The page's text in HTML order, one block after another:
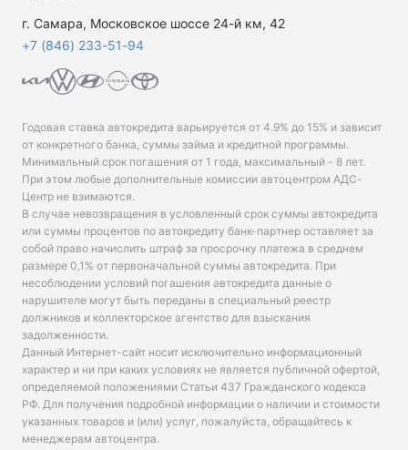
г. Самара, Московское шоссе 24-й км, 42
+7 (846) 233-51-94
Годовая ставка автокредита варьируется от 4.9% до 15% и зависит
от конкретного банка, суммы займа и кредитной программы.
Минимальный срок погашения от 1 года, максимальный - 8 лет.
При этом любые дополнительные комиссии автоцентром АДС-
Центр не взимаются.
В случае невозвращения в условленный срок суммы автокредита
или суммы процентов по автокредиту банк-партнер оставляет за
собой право начислить штраф за просрочку платежа в среднем
размере 0,1% от первоначальной суммы автокредита. При
несоблюдении условий погашения автокредита данные о
нарушителе могут быть переданы в специальный реестр
должников и коллекторское агентство для взыскания
задолженности.
Данный Интернет-сайт носит исключительно информационный
характер и ни при каких условиях не является публичной офертой,
определяемой положениями Статьи 437 Гражданского кодекса
РФ. Для получения подробной информации о наличии и стоимости
указанных товаров и (или) услуг, пожалуйста, обращайтесь к
менеджерам автоцентра.